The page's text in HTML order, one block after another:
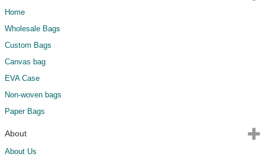
Home
Wholesale Bags
Custom Bags
Canvas bag
EVA Case
Non-woven bags
Paper Bags
About
About Us